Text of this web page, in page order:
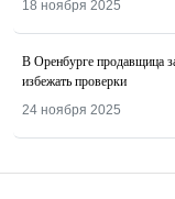
18 ноября 2025
В Оренбурге продавщица
избежать проверки
24 ноября 2025